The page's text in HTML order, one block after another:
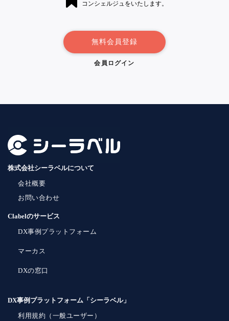
コンシェルジュをいたします。
無料会員登録
会員ログイン
株式会社シーラベルについて
会社概要
お問い合わせ
Clabelのサービス
DX事例プラットフォーム
マーカス
DXの窓口
DX事例プラットフォーム「シーラベル」
利用規約（一般ユーザー）